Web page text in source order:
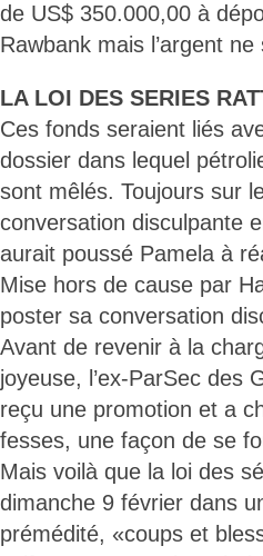
de US$ 350.000,00 à
Rawbank mais l’argent
LA LOI DES SERIES
Ces fonds seraient liés
dossier dans lequel
sont mêlés. Toujours sur
conversation disculpante
aurait poussé Pamela à
Mise hors de cause par
poster sa conversation
Avant de revenir à la
joyeuse, l’ex-ParSec des
reçu une promotion et a
fesses, une façon de se
Mais voilà que la loi des
dimanche 9 février dans
prémédité, «coups et